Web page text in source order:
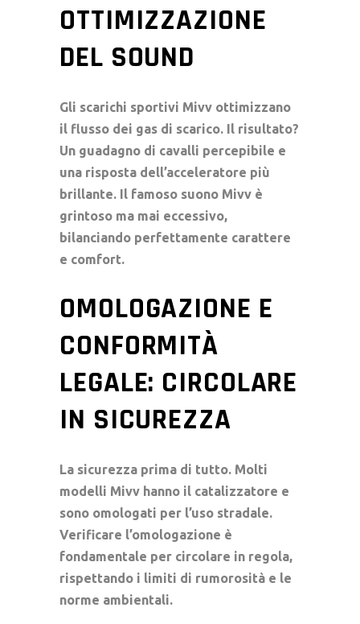
OTTIMIZZAZIONE
DEL SOUND
Gli scarichi sportivi Mivv ottimizzano
il flusso dei gas di scarico. Il risultato?
Un guadagno di cavalli percepibile e
una risposta dell’acceleratore più
brillante. Il famoso suono Mivv è
grintoso ma mai eccessivo,
bilanciando perfettamente carattere
e comfort.
OMOLOGAZIONE E
CONFORMITÀ
LEGALE: CIRCOLARE
IN SICUREZZA
La sicurezza prima di tutto. Molti
modelli Mivv hanno il catalizzatore e
sono omologati per l’uso stradale.
Verificare l’omologazione è
fondamentale per circolare in regola,
rispettando i limiti di rumorosità e le
norme ambientali.